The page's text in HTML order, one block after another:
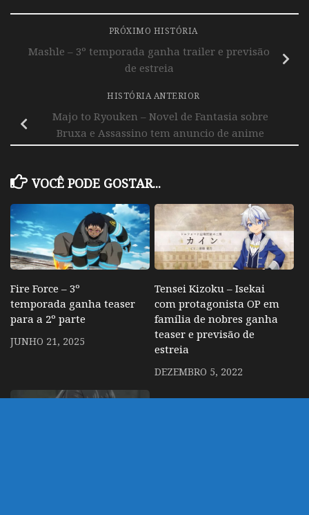
PRÓXIMO HISTÓRIA
Mashle – 3º temporada ganha trailer e previsão
de estreia
HISTÓRIA ANTERIOR
Majo to Ryouken – Novel de Fantasia sobre
Bruxa e Assassino tem anuncio de anime
VOCÊ PODE GOSTAR...
Fire Force – 3º
temporada ganha teaser
para a 2º parte
JUNHO 21, 2025
Tensei Kizoku – Isekai
com protagonista OP em
família de nobres ganha
teaser e previsão de
estreia
DEZEMBRO 5, 2022